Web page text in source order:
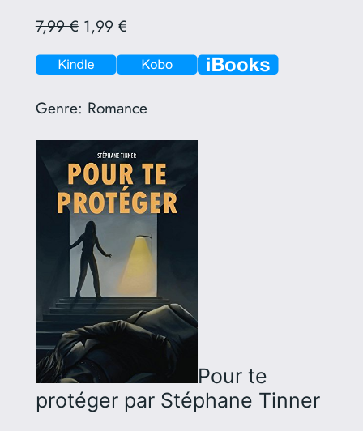
7,99 €1,99 €
Genre: Romance
Pour te
protéger par Stéphane Tinner